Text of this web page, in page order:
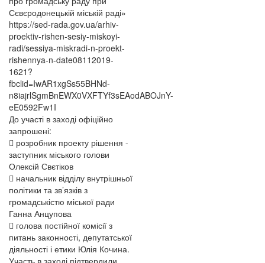
Сєвєродонецькій міській раді»
https://sed-rada.gov.ua/arhiv-
proektiv-rishen-sesiy-miskoyi-
radi/sessiya-miskradi-n-proekt-
rishennya-n-date08112019-
1621?
fbclid=IwAR1xgSs55BHNd-
n8iajrlSgmBnEWX0VXFTYf3sEAodABOJnY-
eE0592Fw1I
До участі в заході офіційно
запрошені:
 розробник проекту рішення -
заступник міського голови
Олексій Свєтіков
 начальник відділу внутрішньої
політики та зв’язків з
громадськістю міської ради
Ганна Анцупова
 голова постійної комісії з
питань законності, депутатської
діяльності і етики Юлія Кочина.
Участь в заході підтвердили